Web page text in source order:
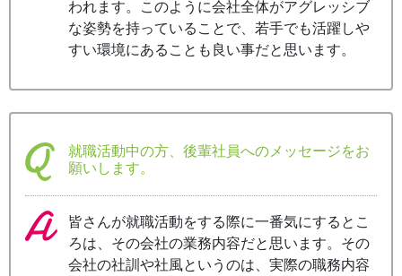
われます。このように会社全体がアグレッシブ
な姿勢を持っていることで、若手でも活躍しや
すい環境にあることも良い事だと思います。
就職活動中の方、後輩社員へのメッセージをお
願いします。
皆さんが就職活動をする際に一番気にするとこ
ろは、その会社の業務内容だと思います。その
会社の社訓や社風というのは、実際の職務内容